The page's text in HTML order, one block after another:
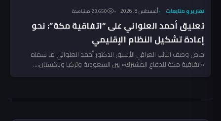
تقارير و متابعات أغسطس 8, 2026 23٬650 مشاهدة
تعليق أحمد العلواني على “اتفاقية مكة”: نحو
إعادة تشكيل النظام الإقليمي
خاص وصف النائب العراقي الأسبق الدكتور أحمد العلواني ما سماه
«اتفاقية مكة للدفاع المشترك» بين السعودية وتركيا وباكستان،...